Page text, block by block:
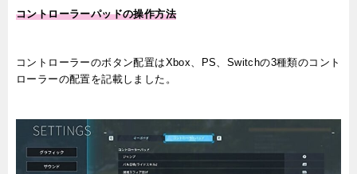
コントローラーパッドの操作方法
コントローラーのボタン配置はXbox、PS、Switchの3種類のコント
ローラーの配置を記載しました。